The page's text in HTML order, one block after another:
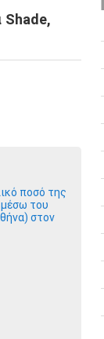
Shade,
ποσό της
μέσω του
στον